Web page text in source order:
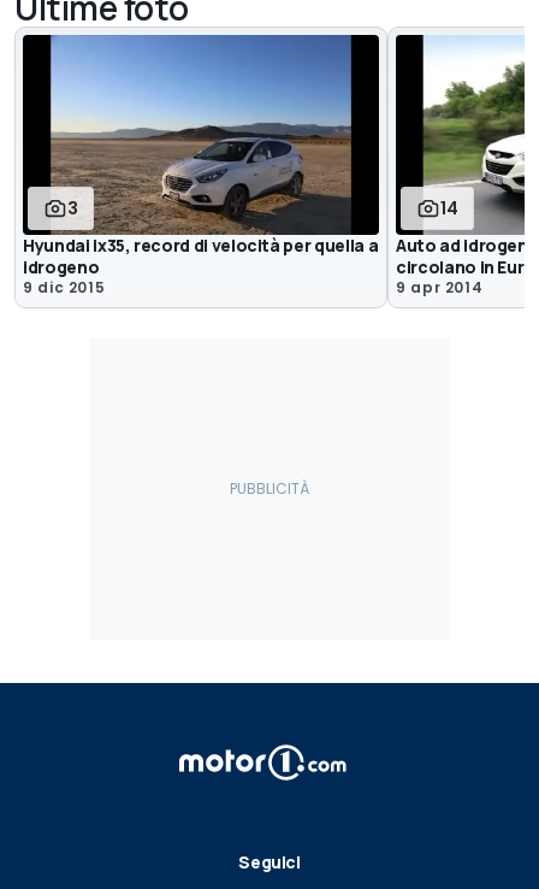
3
Hyundai ix35, record di velocità per quella a
idrogeno
9 dic 2015
14
Auto ad
circolano in
9 apr 2014
Seguici